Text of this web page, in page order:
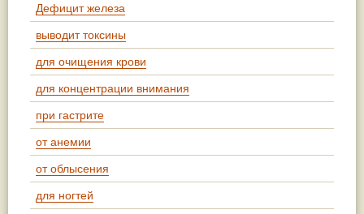
Дефицит железа
выводит токсины
для очищения крови
для концентрации внимания
при гастрите
от анемии
от облысения
для ногтей